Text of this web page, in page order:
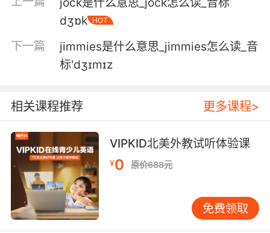
但我更像是,廣告曲界的精神領袖
6. So the tags don't jingle and make noise.
这样的话这些牌子就不会碰的叮当响了
mounted in the 1980s.
这些广告歌都是他在80年代的 广告中用过的
8. With a jingle bell on the handlebar and
everything.
手把上有个铃铛那种标准自行车
dʒɒk
HOT
下一篇
jimmies是什么意思_jimmies怎么读_音
标'dʒɪmɪz
相关课程推荐 更多课程>
VIPKID北美外教试听体验课
¥0 原价688元
免费领取